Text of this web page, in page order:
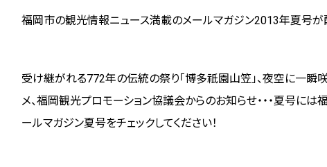
福岡市の観光情報ニュース満載のメールマガジン2013年夏号が
受け継がれる772年の伝統の祭り「博多祇園山笠」、夜空に一瞬
メ、福岡観光プロモーション協議会からのお知らせ・・・夏号には
ールマガジン夏号をチェックしてください！